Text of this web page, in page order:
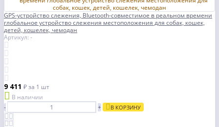
GPS-устройство слежения, Bluetooth-совместимое в реальном времени
глобальное устройство слежения местоположения для собак, кошек,
детей, кошелек, чемодан
Артикул: -
9 411 ₽за 1 шт
В наличии
-
+ В КОРЗИНУ